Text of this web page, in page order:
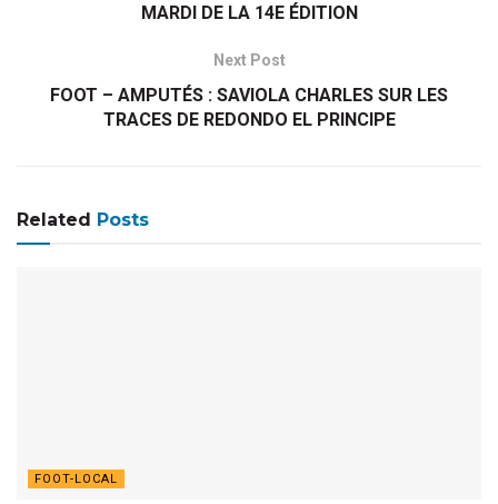
MARDI DE LA 14E ÉDITION
Next Post
FOOT – AMPUTÉS : SAVIOLA CHARLES SUR LES
TRACES DE REDONDO EL PRINCIPE
Related Posts
FOOT-LOCAL